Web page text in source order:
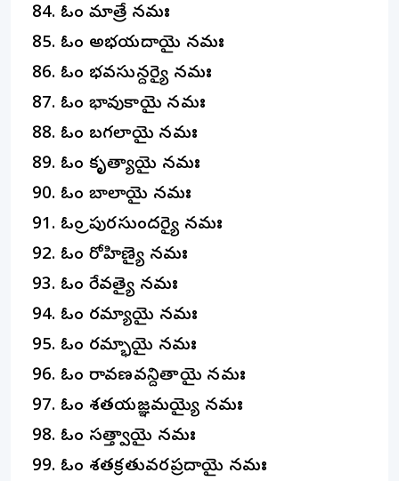
ఓం మాత్రే నమః
ఓం అభయదాయై నమః
ఓం భవసున్దర్యై నమః
ఓం భావుకాయై నమః
ఓం బగలాయై నమః
ఓం కృత్యాయై నమః
ఓం బాలాయై నమః
ఓం త్రిపురసుందర్యై నమః
ఓం రోహిణ్యై నమః
ఓం రేవత్యై నమః
ఓం రమ్యాయై నమః
ఓం రమ్భాయై నమః
ఓం రావణవన్దితాయై నమః
ఓం శతయజ్ఞమయ్యై నమః
ఓం సత్త్వాయై నమః
ఓం శతక్రతువరప్రదాయై నమః